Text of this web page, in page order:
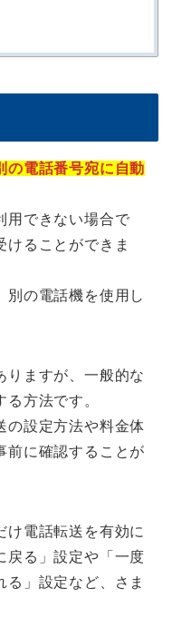
の電話番号宛に自動
用できない場合で
けることができま
別の電話機を使用し
りますが、一般的な
方法です。
の設定方法や料金体
前に確認することが
け電話転送を有効に
戻る」設定や「一度
」設定など、さま